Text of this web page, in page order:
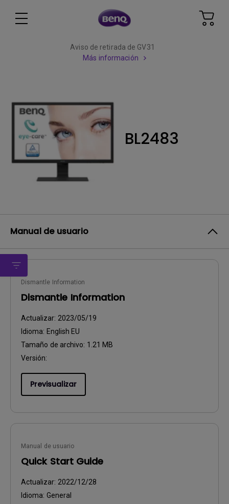
Aviso de retirada de GV31
Más información
BL2483
Manual de usuario
Dismantle Information
Dismantle Information
Actualizar: 2023/05/19
Idioma: English EU
Tamaño de archivo: 1.21 MB
Versión:
Previsualizar
Manual de usuario
Quick Start Guide
Actualizar: 2022/12/28
Idioma: General